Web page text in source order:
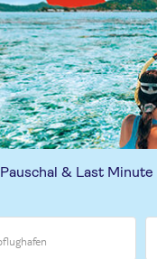
Pauschal & Last Minute